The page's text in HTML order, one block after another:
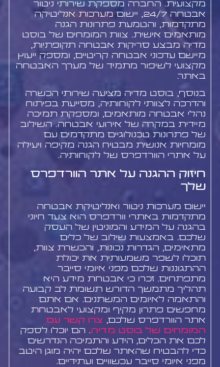
מקצועית. החברה מספקת שירותי ניטור
אבטחה 24/7, יישום מערכות אנליטיקה
מתקדמות, והטמעת פתרונות הגנה
מותאמים אישית. צוות המומחים של בוסט
מדיה מבצע סריקות אבטחה תקופתיות,
מיישם עדכוני אבטחה קריטיים, ומספק ייעוץ
מקצועי לשיפור מתמיד של מערך האבטחה
באתר.
בנוסף, בוסט מדיה מציעה שירותי הכשרה
והדרכה לצוותי לקוחותיה, מסייעת בפיתוח
נהלי אבטחה מותאמים, ומספקת תמיכה
מיידית במקרה של אירועי אבטחה. השילוב
של פתרונות טכנולוגיים מתקדמים עם
מומחיות אנושית מבטיח הגנה מקיפה ויעילה
על אתרי הוורדפרס של לקוחותיה.
חיזוק ההגנה על אתר הוורדפרס
שלך
יישום מערכות ניטור ואנליטיקת אבטחה
מתקדמות באתרי וורדפרס הוא צעד חיוני
בהגנה על המידע והמוניטין של העסק
שלכם. באמצעות שילוב של כלים
מתאימים, הגדרות נכונות, והכשרת צוות,
תוכלו לשפר משמעותית את יכולת
ההתגוננות שלכם מפני איומי סייבר
מתפתחים. זכרו כי אבטחת מידע היא
תהליך מתמשך הדורש תשומת לב קבועה
והתאמה לאיומים המשתנים. אם אתם
מחפשים פתרון מקיף ומקצועי לאבטחת
אתר הוורדפרס שלכם, צרו קשר עם
המומחים של בוסט מדיה. הם יוכלו לספק
לכם את הכלים, הידע והתמיכה הנדרשים
כדי להבטיח שהאתר שלכם יהיה מוגן היטב
מפני איומי סייבר עכשוויים ועתידיים.